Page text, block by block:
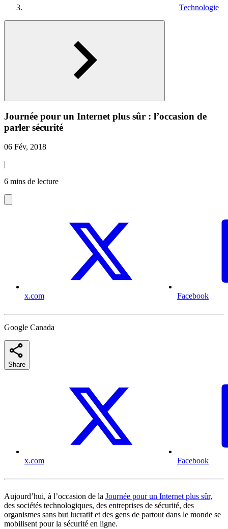
Technologie
Journée pour un Internet plus sûr : l’occasion de
parler sécurité
06 Fév, 2018
|
6 mins de lecture
x.com Facebook
Google Canada
Share
x.com Facebook
Aujourd’hui, à l’occasion de la Journée pour un Internet plus sûr,
des sociétés technologiques, des entreprises de sécurité, des
organismes sans but lucratif et des gens de partout dans le monde se
mobilisent pour la sécurité en ligne.